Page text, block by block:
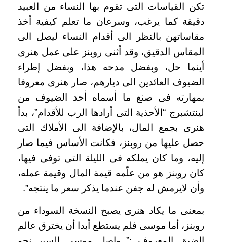
تكن القياسات التى تقوم بها النساء من العبيد
دقيقة كما يرغب، وسرعان ما تعلم كيفية أخذ
مقاساتهن بالنظر الى أقدام النساء ليصل الى
المقاس الدقيق، وقد أثنى روبنز على عمل هنرى
أينما حل، وبفضل مدحه هذا، وبفضل إطراء
الضيوف العائدين الى ديارهم، صار هنرى معروفا
بمهارته فى صنع ما أسماه أحد الضيوف من
لينتشبرج “الأحذية التى أرادها الرب للأقدام”، بدأ
هنرى بجمع المال، بالإضافة الى الأملاك التى
حصل عليها من روبنز، فكانت الأساس فيما صار
إليه، وما كان يملكه فى الليلة التى توفى فيها،
كان روبنز هو من علّمه قيمة المال وقيمة عمله،
وأن لايرمش له جفن عندما يذكر سعر ما ينتجه”.
بمعنى ما يكاد هنرى يصبح النسخة السوداء من
روبنز، أما موسى فلم يستطع أبدا أن يخترق عالم